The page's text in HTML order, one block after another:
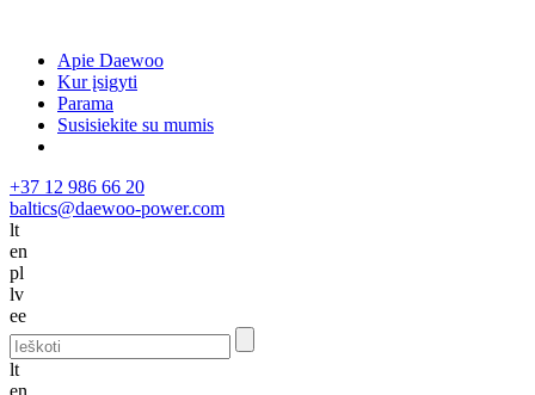
Apie Daewoo
Kur įsigyti
Parama
Susisiekite su mumis
+37 12 986 66 20
baltics@daewoo-power.com
lt
en
pl
lv
ee
lt
en